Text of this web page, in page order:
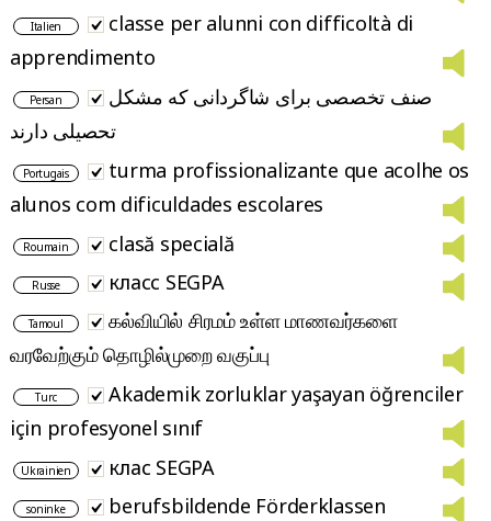
Italien
classe per alunni con difficoltà di
apprendimento
Persan
صنف تخصصی برای شاگردانی که مشکل
تحصیلی دارند
Portugais
turma profissionalizante que acolhe os
alunos com dificuldades escolares
Roumain clasă specială
Russe класс SEGPA
Tamoul
கல்வியில் சிரமம் உள்ள மாணவர்களை
வரவேற்கும் தொழில்முறை வகுப்பு
Turc
Akademik zorluklar yaşayan öğrenciler
için profesyonel sınıf
Ukrainien клас SEGPA
soninke berufsbildende Förderklassen